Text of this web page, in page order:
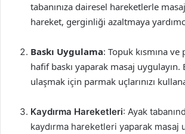
tabanınıza dairesel hareketlerle
hareket, gerginliği azaltmaya
Baskı Uygulama: Topuk kısmına
hafif baskı yaparak masaj
ulaşmak için parmak uçlarınızı
Kaydırma Hareketleri: Ayak
kaydırma hareketleri yaparak masaj